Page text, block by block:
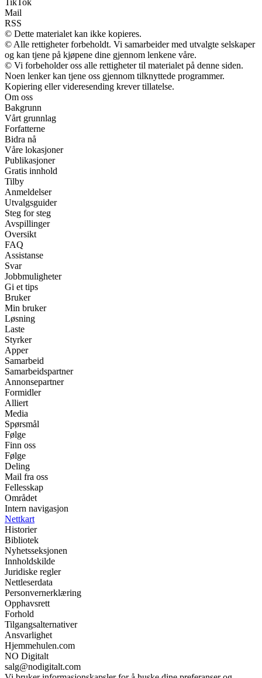
TikTok
Mail
RSS
© Dette materialet kan ikke kopieres.
© Alle rettigheter forbeholdt. Vi samarbeider med utvalgte selskaper
og kan tjene på kjøpene dine gjennom lenkene våre.
© Vi forbeholder oss alle rettigheter til materialet på denne siden.
Noen lenker kan tjene oss gjennom tilknyttede programmer.
Kopiering eller videresending krever tillatelse.
Om oss
Bakgrunn
Vårt grunnlag
Forfatterne
Bidra nå
Våre lokasjoner
Publikasjoner
Gratis innhold
Tilby
Anmeldelser
Utvalgsguider
Steg for steg
Avspillinger
Oversikt
FAQ
Assistanse
Svar
Jobbmuligheter
Gi et tips
Bruker
Min bruker
Løsning
Laste
Styrker
Apper
Samarbeid
Samarbeidspartner
Annonsepartner
Formidler
Alliert
Media
Spørsmål
Følge
Finn oss
Følge
Deling
Mail fra oss
Fellesskap
Området
Intern navigasjon
Nettkart
Historier
Bibliotek
Nyhetsseksjonen
Innholdskilde
Juridiske regler
Nettleserdata
Personvernerklæring
Opphavsrett
Forhold
Tilgangsalternativer
Ansvarlighet
Hjemmehulen.com
NO Digitalt
salg@nodigitalt.com